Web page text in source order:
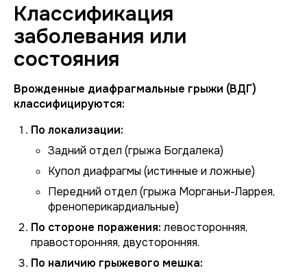
Классификация
заболевания или
состояния
Врожденные диафрагмальные грыжи (ВДГ)
классифицируются:
По локализации:
Задний отдел (грыжа Богдалека)
Купол диафрагмы (истинные и ложные)
Передний отдел (грыжа Морганьи-Ларрея,
френоперикардиальные)
По стороне поражения: левосторонняя,
правосторонняя, двусторонняя.
По наличию грыжевого мешка: